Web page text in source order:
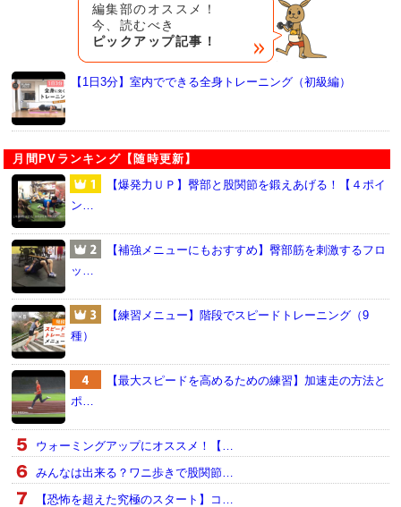
編集部のオススメ！
今、読むべき
ピックアップ記事！
【1日3分】室内でできる全身トレーニング（初級編）
月間PVランキング【随時更新】
【爆発力ＵＰ】臀部と股関節を鍛えあげる！【４ポイ
ン…
【補強メニューにもおすすめ】臀部筋を刺激するフロ
ッ…
【練習メニュー】階段でスピードトレーニング（9
種）
【最大スピードを高めるための練習】加速走の方法と
ポ…
ウォーミングアップにオススメ！【…
みんなは出来る？ワニ歩きで股関節…
【恐怖を超えた究極のスタート】コ…